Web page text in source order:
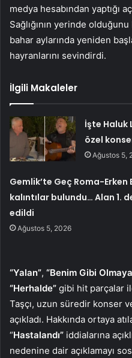
medya hesabından yaptığı
Sağlığının yerinde
bahar aylarında yeniden
hayranlarını sevindirdi.
İlgili Makaleler
İşte Haluk
özel
Ağustos 5,
Gemlik’te Geç Roma-
kalıntılar bulundu… Alan 1.
edildi
Ağustos 5, 2026
“Yalan”, “Benim Gibi
“Herhalde” gibi hit parçalar
Taşçı, uzun süredir konser
açıkladı. Hakkında ortaya
“Hastalandı” iddialarına
nedenine dair açıklamayı